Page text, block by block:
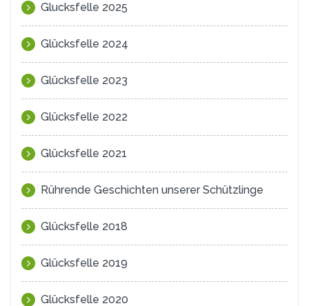
Glucksfelle 2025
Glücksfelle 2024
Glücksfelle 2023
Glücksfelle 2022
Glücksfelle 2021
Rührende Geschichten unserer Schützlinge
Glücksfelle 2018
Glücksfelle 2019
Glücksfelle 2020